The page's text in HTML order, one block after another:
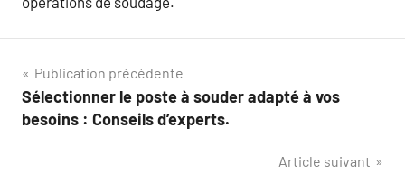
Navigation
de
Publication précédente
Sélectionner le poste à souder adapté à vos
besoins : Conseils d’experts.
Article suivant